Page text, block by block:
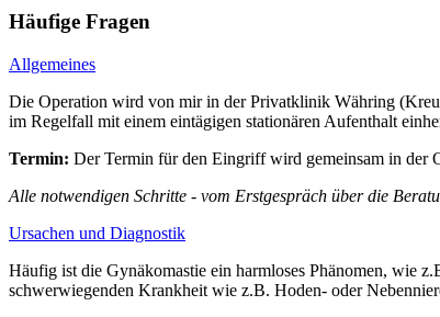
Häufige Fragen
Allgemeines
Die Operation wird von mir in der Privatklinik Währing
im Regelfall mit einem eintägigen stationären Aufenthalt
Termin: Der Termin für den Eingriff wird gemeinsam in der
Alle notwendigen Schritte - vom Erstgespräch über die
Ursachen und Diagnostik
Häufig ist die Gynäkomastie ein harmloses Phänomen, wie
schwerwiegenden Krankheit wie z.B. Hoden- oder